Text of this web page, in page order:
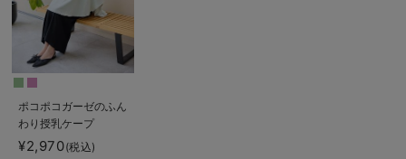
ポコポコガーゼのふん
わり授乳ケープ
¥2,970(税込)